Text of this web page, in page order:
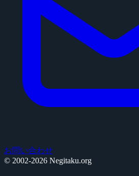
お問い合わせ
© 2002-2026 Negitaku.org